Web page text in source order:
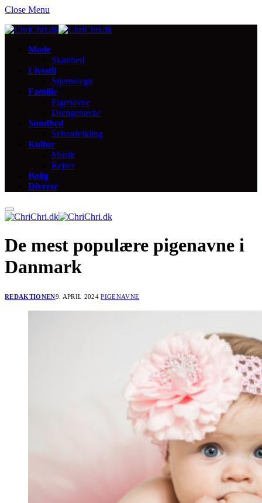
Close Menu
Mode
Skønhed
Livsstil
Stjernetegn
Familie
Pigenavne
Drengenavne
Sundhed
Selvudvikling
Kultur
Musik
Rejser
Bolig
Diverse
De mest populære pigenavne i
Danmark
REDAKTIONEN9. APRIL 2024 PIGENAVNE